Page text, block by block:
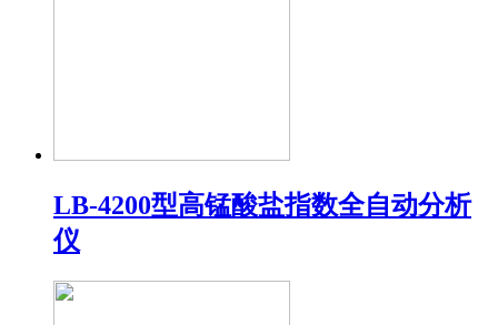
LB-4200型高锰酸盐指数全自动分析
仪